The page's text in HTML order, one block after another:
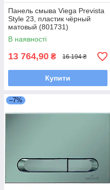
Панель смыва Viega Prevista
Style 23, пластик чёрный
матовый (801731)
В наявності
13 764,90 ₴ 16 194 ₴
Купити
–7%